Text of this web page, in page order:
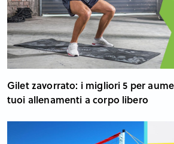
Gilet zavorrato: i migliori 5 per
tuoi allenamenti a corpo libero